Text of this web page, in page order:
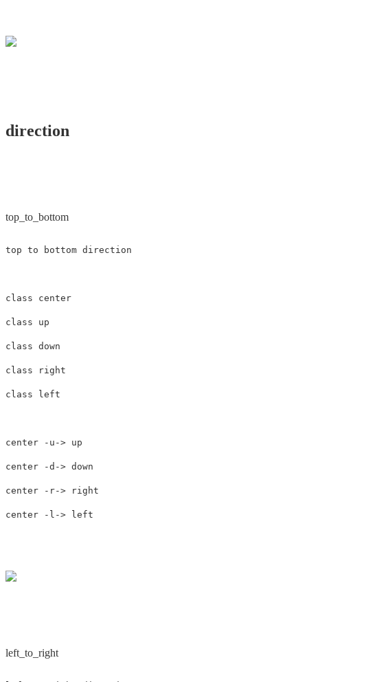
direction
top_to_bottom
top to bottom direction
class center
class up
class down
class right
class left
center - u -> up
center -d -> down
center - r-> right
center - l -> left
left_to_right